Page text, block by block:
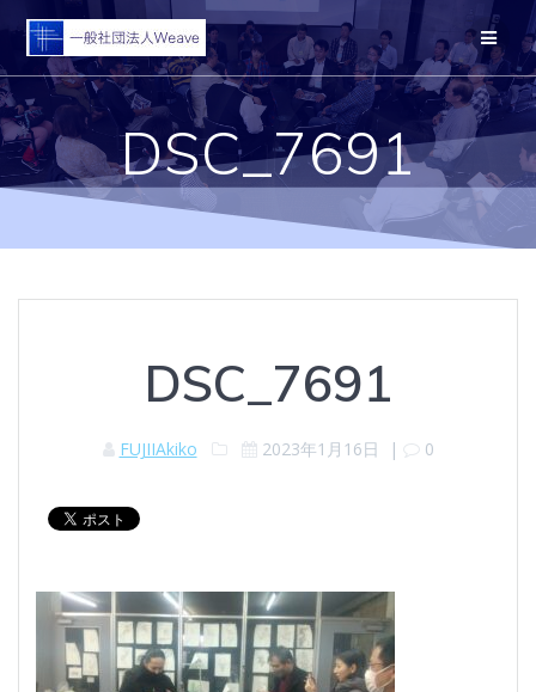
コ
テ
ン
ツ
へ
ス
キ
DSC_7691
DSC_7691
FUJIIAkiko 2023年1月16日 | 0